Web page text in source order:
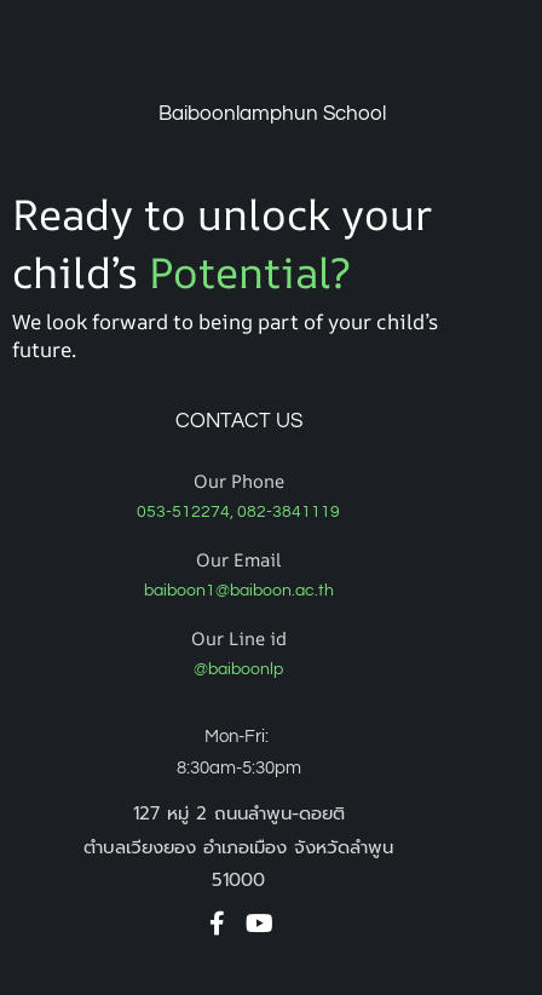
Baiboonlamphun School
Ready to unlock your
child’s Potential?
We look forward to being part of your child’s
future.
CONTACT US
Our Phone
053-512274, 082-3841119
Our Email
baiboon1@baiboon.ac.th
Our Line id
@baiboonlp
Mon-Fri:
8:30am-5:30pm
127 หมู่ 2 ถนนลำพูน-ดอยติ
ตำบลเวียงยอง อำเภอเมือง จังหวัดลำพูน
51000